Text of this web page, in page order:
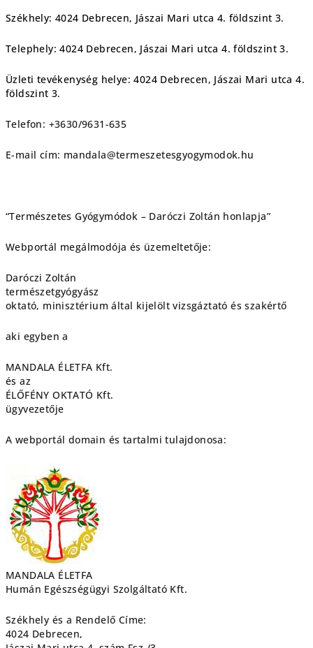
Székhely:4024 Debrecen, Jászai Mari utca 4. földszint 3.
Telephely:4024 Debrecen, Jászai Mari utca 4. földszint 3.
Üzleti tevékenység helye:4024 Debrecen, Jászai Mari utca 4.
földszint 3.
Telefon: +3630/9631-635
E-mail cím: mandala@termeszetesgyogymodok.hu
“Természetes Gyógymódok – Daróczi Zoltán honlapja”
Webportál megálmodója és üzemeltetője:
Daróczi Zoltán
természetgyógyász
oktató, minisztérium által kijelölt vizsgáztató és szakértő
aki egyben a
MANDALA ÉLETFA Kft.
és az
ÉLŐFÉNY OKTATÓ Kft.
ügyvezetője
A webportál domain és tartalmi tulajdonosa:
MANDALA ÉLETFA
Humán Egészségügyi Szolgáltató Kft.
Székhely és a Rendelő Címe:
4024 Debrecen,